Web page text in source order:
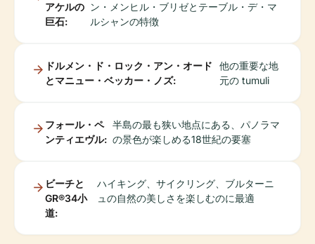
アケルの
巨石:
ン・メンヒル・ブリゼとテーブル・デ・マ
ルシャンの特徴
ドルメン・ド・ロック・アン・オード
とマニュー・ベッカー・ノズ:
他の重要な地
元の tumuli
フォール・ペ
ンティエヴル:
半島の最も狭い地点にある、パノラマ
の景色が楽しめる18世紀の要塞
ビーチと
GR®34小
道:
ハイキング、サイクリング、ブルターニ
ュの自然の美しさを楽しむのに最適